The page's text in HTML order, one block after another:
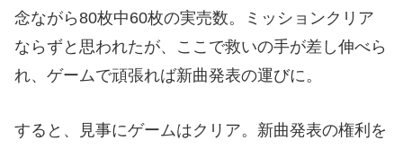
念ながら80枚中60枚の実売数。ミッションクリア
ならずと思われたが、ここで救いの手が差し伸べら
れ、ゲームで頑張れば新曲発表の運びに。
すると、見事にゲームはクリア。新曲発表の権利を